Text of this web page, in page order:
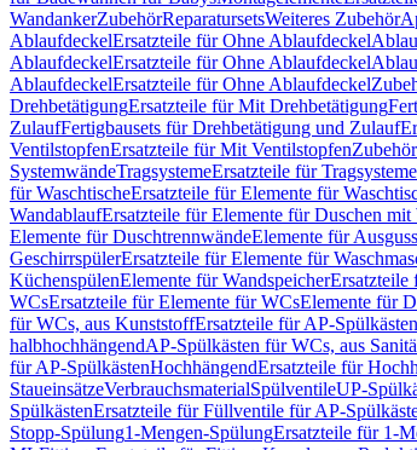
WandankerZubehörReparatursetsWeiteres Zubehör
AblaufdeckelErsatzteile für Ohne Ablaufdeckel
AblaufdeckelErsatzteile für Ohne Ablaufdeckel
AblaufdeckelErsatzteile für Ohne Ablaufdeckel
DrehbetätigungErsatzteile für Mit Drehbetätigung
ZulaufFertigbausets für Drehbetätigung und Zulauf
VentilstopfenErsatzteile für Mit Ventilstopfen
SystemwändeTragsystemeErsatzteile für Tragsysteme
für WaschtischeErsatzteile für Elemente für
WandablaufErsatzteile für Elemente für Duschen mit
Elemente für DuschtrennwändeElemente für
GeschirrspülerErsatzteile für Elemente für
KüchenspülenElemente für WandspeicherErsatzteile
WCsErsatzteile für Elemente für WCsElemente für
für WCs, aus KunststoffErsatzteile für AP-
halbhochhängendAP-Spülkästen für WCs, aus
für AP-SpülkästenHochhängendErsatzteile für
StaueinsätzeVerbrauchsmaterialSpülventileUP-
SpülkästenErsatzteile für Füllventile für AP-
Stopp-Spülung1-Mengen-SpülungErsatzteile für 1-